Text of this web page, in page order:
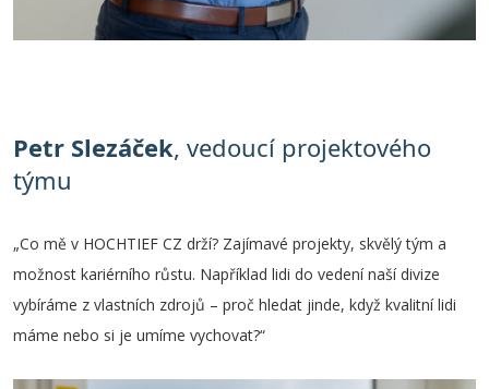
Petr Slezáček, vedoucí projektového
týmu
„Co mě v HOCHTIEF CZ drží? Zajímavé projekty, skvělý tým a
možnost kariérního růstu. Například lidi do vedení naší divize
vybíráme z vlastních zdrojů – proč hledat jinde, když kvalitní lidi
máme nebo si je umíme vychovat?“